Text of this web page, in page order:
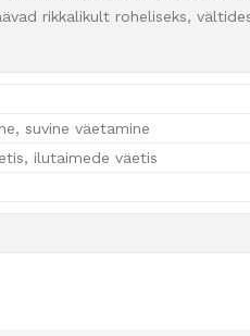
rikkalikult roheliseks,
suvine väetamine
ilutaimede väetis